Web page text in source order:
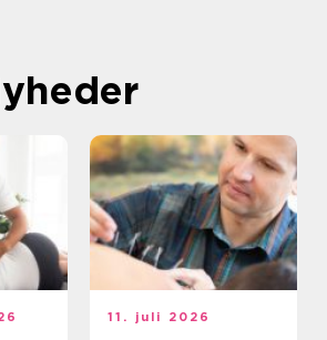
11. juli 2026